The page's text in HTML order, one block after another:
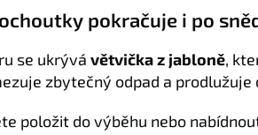
pokračuje i po
se ukrývá větvička z jabloně,
zbytečný odpad a
položit do výběhu nebo